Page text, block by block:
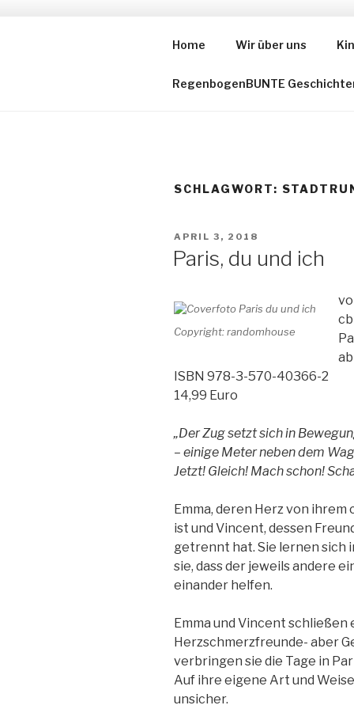
DIE VOR-
Home Wir über uns
RegenbogenBUNTE
SCHLAGWORT:
VERÖFFENTLICHT
APRIL 3, 2018
Paris, du und ich
Copyright: randomhouse
ISBN 978-3-570-40366-2
14,99 Euro
„Der Zug setzt sich in
– einige Meter neben dem
Jetzt! Gleich! Mach schon!
Emma, deren Herz von
ist und Vincent, dessen
getrennt hat. Sie lernen sich
sie, dass der jeweils andere
einander helfen.
Emma und Vincent schließen
Herzschmerzfreunde- aber
verbringen sie die Tage in
Auf ihre eigene Art und
unsicher.